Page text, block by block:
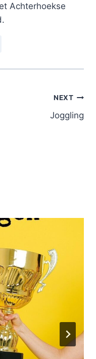
Achterhoekse
NEXT
Joggling